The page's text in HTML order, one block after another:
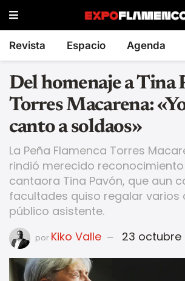
Revista Espacio Agenda
Del homenaje a Tina
Torres Macarena:
canto a soldaos»
La Peña Flamenca Torres
rindió merecido
cantaora Tina Pavón, que aun
facultades quiso regalar varios
público asistente.
por Kiko Valle 23 octubre